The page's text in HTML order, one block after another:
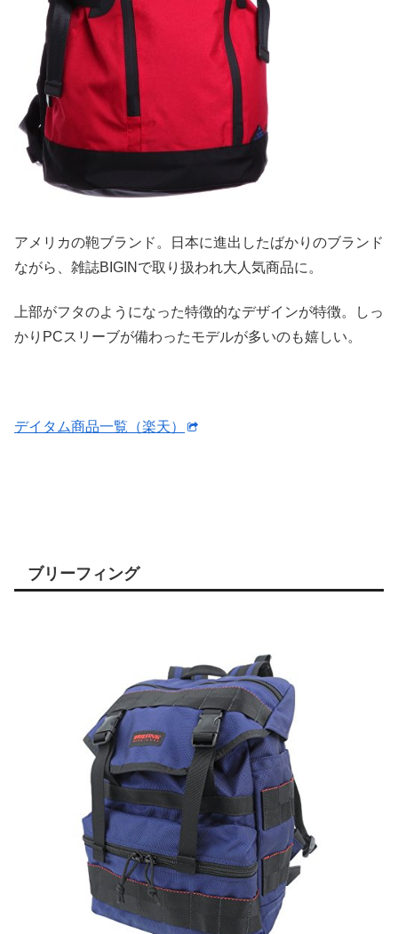
アメリカの鞄ブランド。日本に進出したばかりのブランド
ながら、雑誌BIGINで取り扱われ大人気商品に。
上部がフタのようになった特徴的なデザインが特徴。しっ
かりPCスリーブが備わったモデルが多いのも嬉しい。
デイタム商品一覧（楽天）
ブリーフィング